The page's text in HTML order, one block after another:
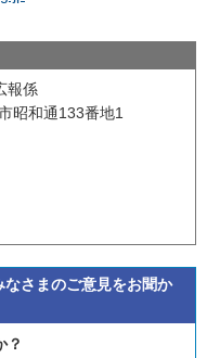
報係
昭和通133番地1
さまのご意見をお聞か
？